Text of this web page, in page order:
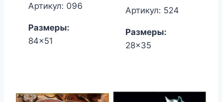
Артикул: 096
Размеры:
84x51
составляла
цена:
Артикул: 524
Размеры:
28x35